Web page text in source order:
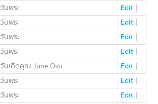
วันพระ Edit |
วันพระ Edit |
วันพระ Edit |
วันพระ Edit |
วันเกิดคุณ June Osti Edit |
วันพระ Edit |
วันพระ Edit |